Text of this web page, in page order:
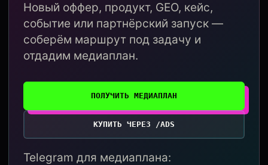
Новый оффер, продукт, GEO, кейс,
событие или партнёрский запуск —
соберём маршрут под задачу и
отдадим медиаплан.
ПОЛУЧИТЬ МЕДИАПЛАН
КУПИТЬ ЧЕРЕЗ /ADS
Telegram для медиаплана: